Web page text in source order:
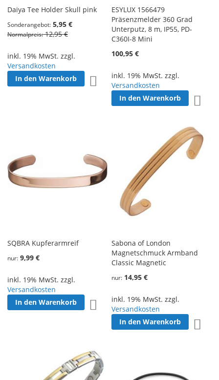
Daiya Tee Holder Skull pink
Sonderangebot 5,95 €
Normalpreis 12,95 €
inkl. 19% MwSt. zzgl.
Versandkosten
In den Warenkorb
Zur Wunschliste hinzufügen
ESYLUX 1566479
Präsenzmelder 360 Grad
Unterputz, 8 m, IP55, PD-
C360I-8 Mini
100,95 €
inkl. 19% MwSt. zzgl.
Versandkosten
In den Warenkorb
SQBRA Kupferarmreif
nur 9,99 €
inkl. 19% MwSt. zzgl.
Versandkosten
In den Warenkorb
Zur Wunschliste hinzufügen
Sabona of London
Magnetschmuck Armband
Classic Magnetic
nur 14,95 €
inkl. 19% MwSt. zzgl.
Versandkosten
In den Warenkorb